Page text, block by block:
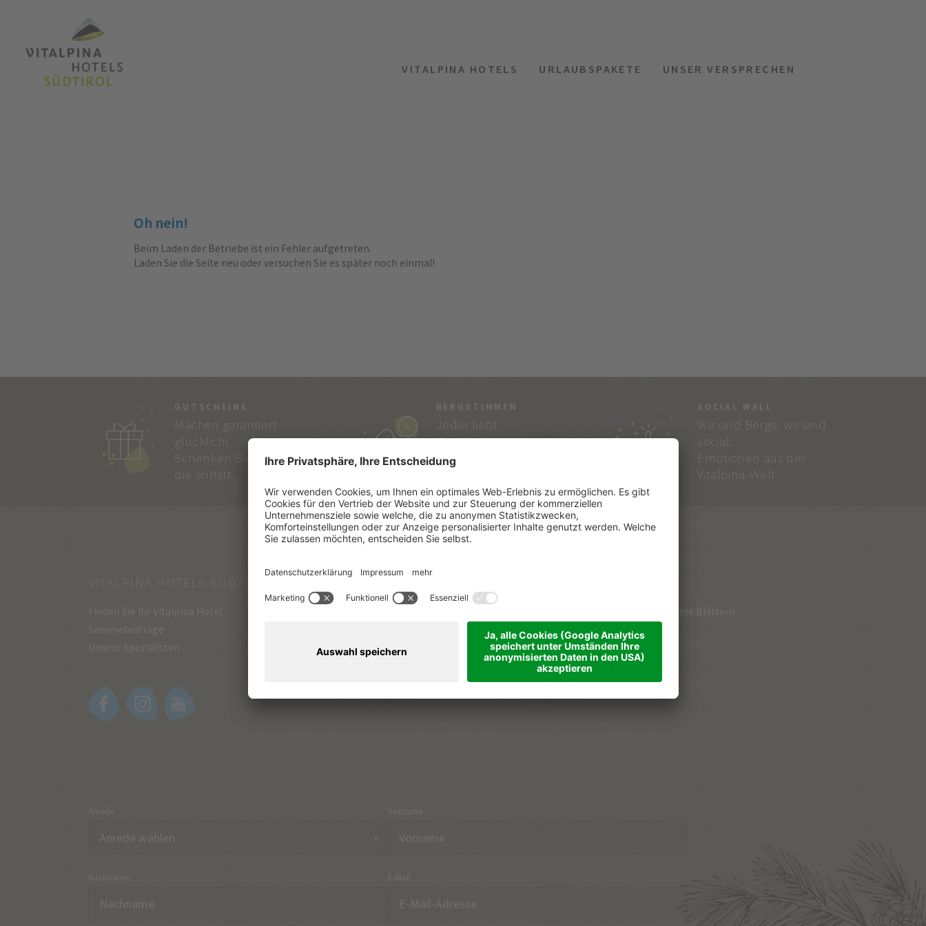
VITALPINA HOTELS URLAUBSPAKETE UNSER VERSPRECHEN
Oh nein!
Beim Laden der Betriebe ist ein Fehler aufgetreten.
Laden Sie die Seite neu oder versuchen Sie es später noch einmal!
GUTSCHEINE
Machen garantiert
glücklich!
Schenken Sie Freude,
die anhält.
BERGSTIMMEN
Jeder liebt
Geschichten…
und die von Vitalpina
SOCIAL WALL
Wir sind Berge, wir sind
social:
Emotionen aus der
Vitalpina-Welt.
VITALPINA HOTELS SÜDTIROL
Finden Sie Ihr Vitalpina Hotel
Sammelanfrage
Unsere Spezialisten
SÜDTIROL
Urlaubsthemen
Kataloge zum Online Blättern
Partner
Anreise
Kontakt
Anrede Vorname
Nachname E-Mail